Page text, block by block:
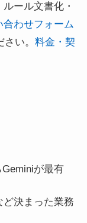
ール文書化・
合わせフォーム
い。 料金・契
が最有
決まった業務